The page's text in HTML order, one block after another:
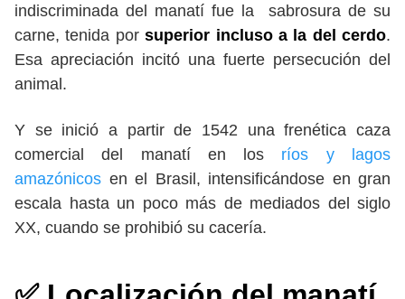
indiscriminada del manatí fue la sabrosura de su
carne, tenida porsuperior incluso a la del cerdo.
Esa apreciación incitó una fuerte persecución del
animal.
Y se inició a partir de 1542 una frenética caza
comercial del manatí en los ríos y lagos
amazónicos en el Brasil, intensificándose en gran
escala hasta un poco más de mediados del siglo
XX, cuando se prohibió su cacería.